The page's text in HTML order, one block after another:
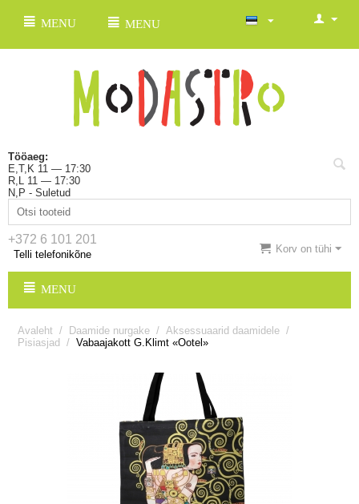
MENU MENU
Tööaeg:
E,T,K 11 — 17:30
R,L 11 — 17:30
N,P - Suletud
+372 6 101 201
Telli telefonikõne Korv on tühi
MENU
Avaleht / Daamide nurgake / Aksessuaarid daamidele /
Pisiasjad
/ Vabaajakott G.Klimt «Ootel»